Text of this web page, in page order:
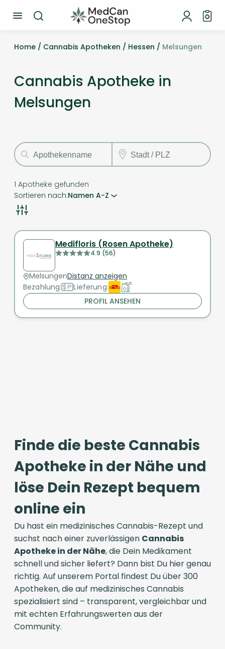
Home / Cannabis Apotheken / Hessen / Melsungen
Cannabis Apotheke in
Melsungen
1 Apotheke gefunden
Sortieren nach:Namen A-Z
Medifloris (Rosen Apotheke)
4.9 (56)
MelsungenDistanz anzeigen
Bezahlung:
Lieferung:
PROFIL ANSEHEN
Finde die beste Cannabis
Apotheke in der Nähe und
löse Dein Rezept bequem
online ein
Du hast ein medizinisches Cannabis-Rezept und
suchst nach einer zuverlässigen Cannabis
Apotheke in der Nähe, die Dein Medikament
schnell und sicher liefert? Dann bist Du hier genau
richtig. Auf unserem Portal findest Du über 300
Apotheken, die auf medizinisches Cannabis
spezialisiert sind – transparent, vergleichbar und
mit echten Erfahrungswerten aus der
Community.